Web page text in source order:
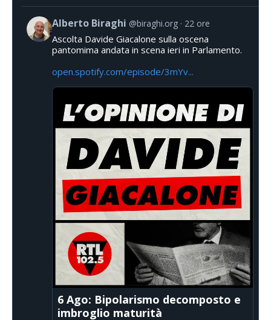
Alberto Biraghi @biraghi.org 22 ore
Ascolta Davide Giacalone sulla oscena
pantomima andata in scena ieri in Parlamento.
open.spotify.com/episode/3mYv...
6 Ago: Bipolarismo decomposto e
imbroglio maturità